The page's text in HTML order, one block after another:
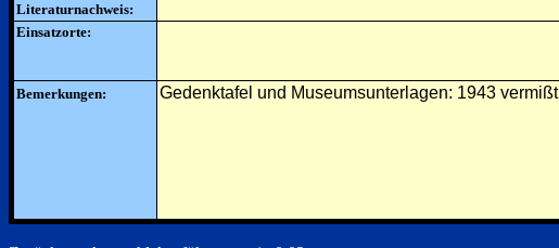
Literaturnachweis:
Einsatzorte:
Bemerkungen: Gedenktafel und Museumsunterlagen: 1943 vermißt